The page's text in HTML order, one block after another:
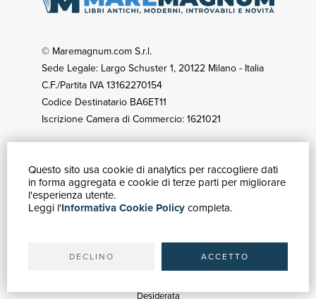
Questo sito usa cookie di analytics per raccogliere dati
in forma aggregata e cookie di terze parti per migliorare
l'esperienza utente.
Leggi l'Informativa Cookie Policycompleta.
DECLINO ACCETTO
© Maremagnum.com S.r.l.
Sede Legale: Largo Schuster 1, 20122 Milano - Italia
C.F./Partita IVA 13162270154
Codice Destinatario BA6ET11
Iscrizione Camera di Commercio: 1621021
GUIDA ACQUISTI
Ricerca avanzata
Spedizioni
Desiderata